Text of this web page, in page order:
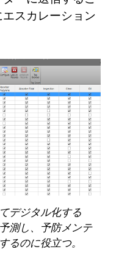
スカレーション
デジタル化する
測し、予防メンテ
るのに役立つ。